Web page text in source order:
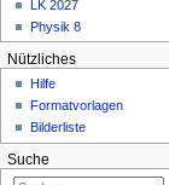
LK 2027
Physik 8
Nützliches
Hilfe
Formatvorlagen
Bilderliste
Suche